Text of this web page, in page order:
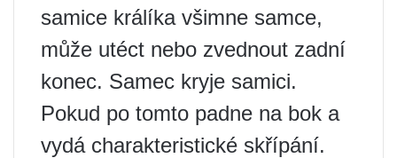
samice králíka všimne samce,
může utéct nebo zvednout zadní
konec. Samec kryje samici.
Pokud po tomto padne na bok a
vydá charakteristické skřípání.